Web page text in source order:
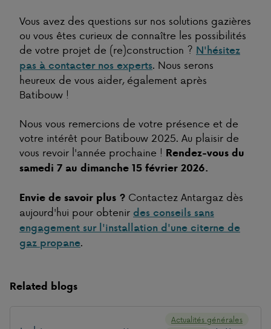
Vous avez des questions sur nos solutions gazières
ou vous êtes curieux de connaître les possibilités
de votre projet de (re)construction ? N'hésitez
pas à contacter nos experts. Nous serons
heureux de vous aider, également après
Batibouw !
Nous vous remercions de votre présence et de
votre intérêt pour Batibouw 2025. Au plaisir de
vous revoir l'année prochaine ! Rendez-vous du
samedi 7 au dimanche 15 février 2026.
Envie de savoir plus ? Contactez Antargaz dès
aujourd'hui pour obtenir des conseils sans
engagement sur l'installation d'une citerne de
gaz propane.
Related blogs
Actualités générales